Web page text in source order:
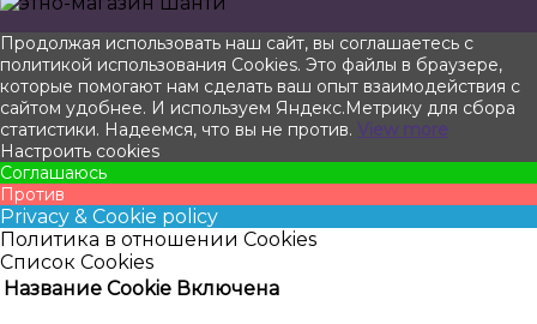
Прокрутить
вверх
Продолжая использовать наш сайт, вы соглашаетесь с
политикой использования Cookies. Это файлы в браузере,
которые помогают нам сделать ваш опыт взаимодействия с
сайтом удобнее. И используем Яндекс.Метрику для сбора
статистики. Надеемся, что вы не против. View more
Настроить cookies
Соглашаюсь
Против
Privacy & Cookie policy
Политика в отношении Cookies
Список Cookies
Название Cookie Включена